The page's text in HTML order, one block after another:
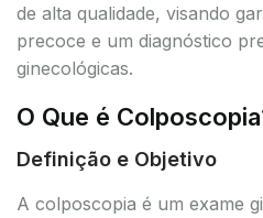
de alta qualidade, visando
precoce e um diagnóstico
ginecológicas.
O Que é
Definição e Objetivo
A colposcopia é um exame